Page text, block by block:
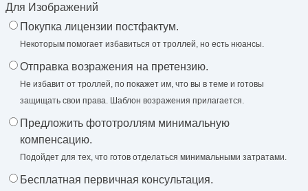
Для Изображений
Покупка лицензии постфактум.
Некоторым помогает избавиться от троллей, но есть нюансы.
Отправка возражения на претензию.
Не избавит от троллей, по покажет им, что вы в теме и готовы
защищать свои права. Шаблон возражения прилагается.
Предложить фототроллям минимальную
компенсацию.
Подойдет для тех, что готов отделаться минимальными затратами.
Бесплатная первичная консультация.